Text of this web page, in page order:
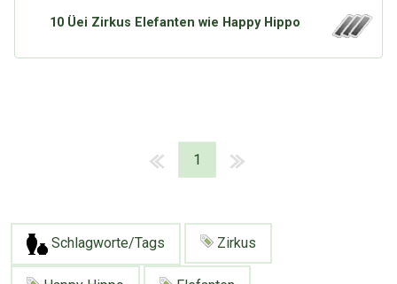
10 Üei Zirkus Elefanten wie Happy Hippo
1
Schlagworte/Tags Zirkus